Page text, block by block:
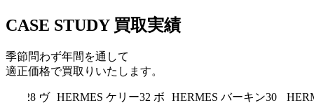
CASE STUDY 買取実績
季節問わず年間を通して
適正価格で買取りいたします。
ー28 ヴ
HERMES ケリー32 ボ
HERMES バーキン30